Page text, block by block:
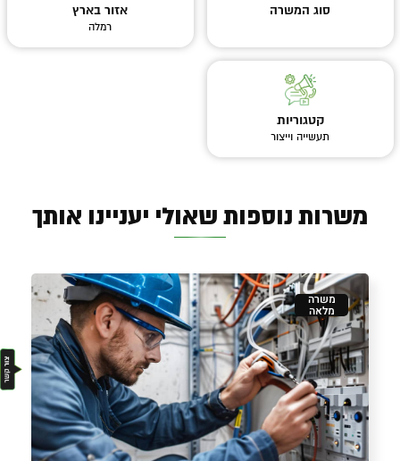
סוג המשרה אזור בארץ
רמלה
קטגוריות
תעשייה וייצור
משרות נוספות שאולי יעניינו אותך
משרה
מלאה